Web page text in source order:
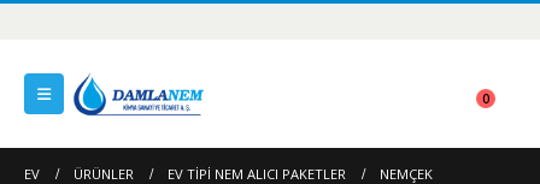
0
EV ÜRÜNLER EV TIPI NEM ALICI PAKETLER NEMÇEK